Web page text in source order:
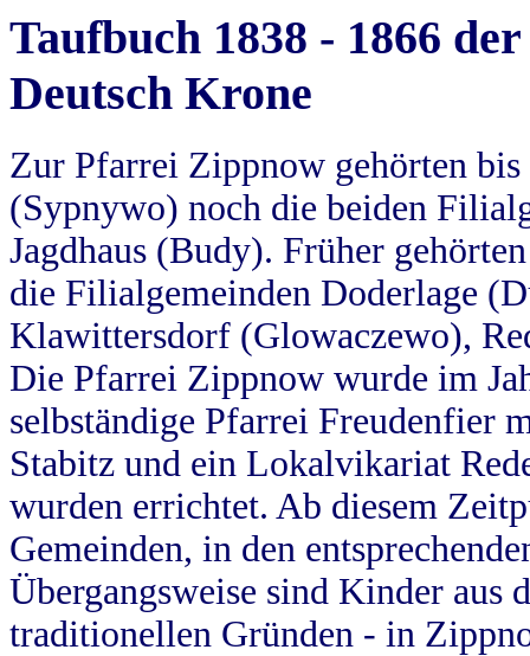
Taufbuch 1838 - 1866
Deutsch Krone
Zur Pfarrei Zippnow gehörten
(Sypnywo) noch die beiden
Jagdhaus (Budy). Früher
die Filialgemeinden Doderlage
Klawittersdorf (Glowaczewo),
Die Pfarrei Zippnow wurde im
selbständige Pfarrei Freudenfier
Stabitz und ein Lokalvikariat
wurden errichtet. Ab diesem
Gemeinden, in den
Übergangsweise sind Kinder aus
traditionellen Gründen - in